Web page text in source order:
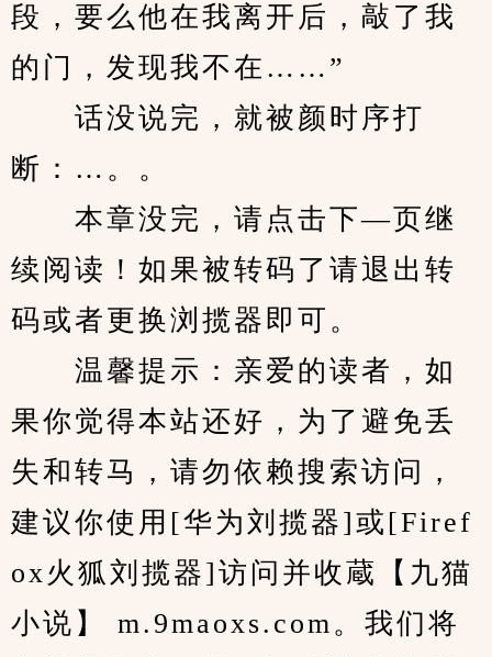
段，要么他在我离开后，敲了我
的门，发现我不在……”
话没说完，就被颜时序打
断：…。。
本章没完，请点击下—页继
续阅读！如果被转码了请退出转
码或者更换浏揽器即可。
温馨提示：亲爱的读者，如
果你觉得本站还好，为了避免丢
失和转马，请勿依赖搜索访问，
建议你使用[华为刘揽器]或[Firef
ox火狐刘揽器]访问并收蔵【九猫
小说】 m.9maoxs.com。我们将